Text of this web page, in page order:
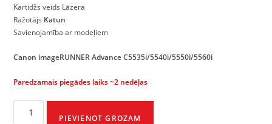
Kartidžs veids Lāzera
Ražotājs Katun
Savienojamība ar modeļiem
Canon imageRUNNER Advance C5535i/5540i/5550i/5560i
Paredzamais piegādes laiks ~2 nedēļas
PIEVIENOT GROZAM